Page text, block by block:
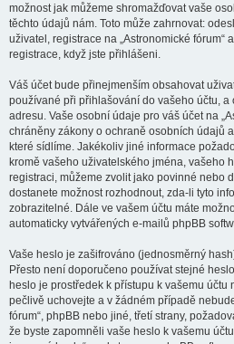
možnost jak můžeme shromažďovat vaše
těchto údajů nám. Toto může zahrnovat:
uživatel, registrace na „Astronomické fórum“
registrace, když jste přihlášeni.
Váš účet bude přinejmenším obsahovat
používané při přihlašování do vašeho účtu,
adresu. Vaše osobní údaje pro váš účet na
chráněny zákony o ochraně osobních údajů
které sídlíme. Jakékoliv jiné informace
kromě vašeho uživatelského jména, vašeho
registraci, můžeme zvolit jako povinné nebo
dostanete možnost rozhodnout, zda-li tyto
zobrazitelné. Dále ve vašem účtu máte
automaticky vytvářených e-mailů phpBB
Vaše heslo je zašifrováno (jednosměrný
Přesto není doporučeno používat stejné
heslo je prostředek k přístupu k vašemu účtu
pečlivě uchovejte a v žádném případě
fórum“, phpBB nebo jiné, třetí strany,
že byste zapomněli vaše heslo k vašemu